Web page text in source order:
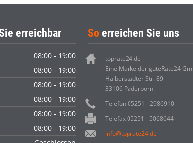
erreichbar
08:00 - 19:00
08:00 - 19:00
08:00 - 19:00
08:00 - 19:00
08:00 - 19:00
08:00 - 19:00
So erreichen Sie uns
toprate24.de
Eine Marke der guteRate24
Halberstädter Str. 89
33106 Paderborn
Telefon 05251 - 2986910
Telefax 05251 - 5068644
info@toprate24.de